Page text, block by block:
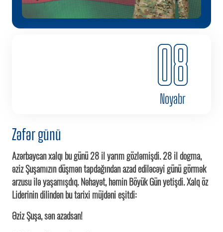
08
Noyabr
Zəfər günü
Azərbaycan xalqı bu günü 28 il yarım gözləmişdi. 28 il dogma,
əziz Şuşamızın düşmən tapdağından azad ediləcəyi günü görmək
arzusu ilə yaşamışdıq. Nəhayət, həmin Böyük Gün yetişdi. Xalq öz
Liderinin dilindən bu tarixi müjdəni eşitdi:
Əziz Şuşa, sən azadsan!